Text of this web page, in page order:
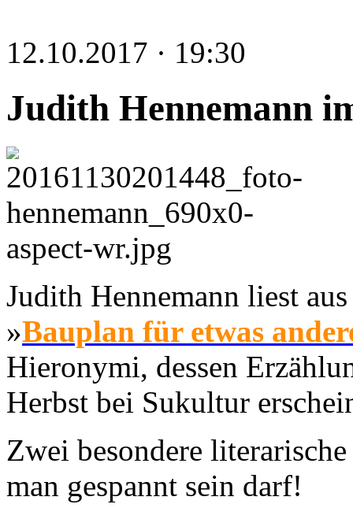
12.10.2017 · 19:30
Judith Hennemann
Judith Hennemann liest
»Bauplan für etwas
Hieronymi, dessen
Herbst bei Sukultur
Zwei besondere
man gespannt sein darf!